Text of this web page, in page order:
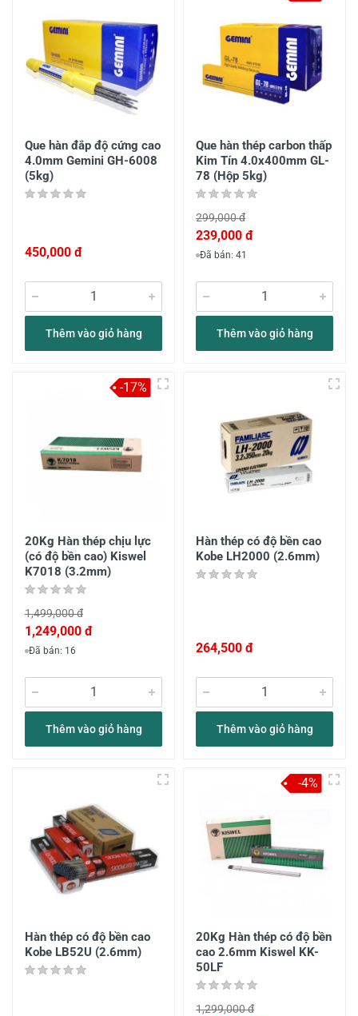
Que hàn đắp độ cứng cao
4.0mm Gemini GH-6008
(5kg)
450,000 đ
Thêm vào giỏ hàng
Que hàn thép carbon thấp
Kim Tín 4.0x400mm GL-
78 (Hộp 5kg)
299,000 đ
239,000 đ
Đã bán: 41
Thêm vào giỏ hàng
20Kg Hàn thép chịu lực
(có độ bền cao) Kiswel
K7018 (3.2mm)
1,499,000 đ
1,249,000 đ
Đã bán: 16
Thêm vào giỏ hàng
-17%
Hàn thép có độ bền cao
Kobe LH2000 (2.6mm)
264,500 đ
Thêm vào giỏ hàng
Hàn thép có độ bền cao
Kobe LB52U (2.6mm)
20Kg Hàn thép có độ bền
cao 2.6mm Kiswel KK-
50LF
1,299,000 đ
-4%